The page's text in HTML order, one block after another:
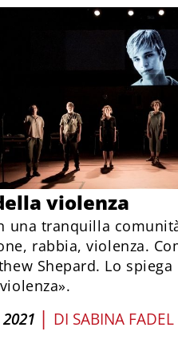
violenza
una tranquilla
rabbia, violenza.
Shepard. Lo
| DI SABINA FADEL